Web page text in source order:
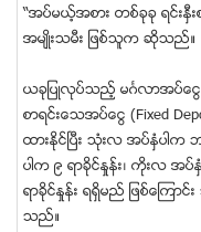
“အပ္မယ့္အစား တစ္ခုခု ရင္း
အမ်ဳိးသမီး ျဖစ္သူက ဆိုသည္။
ယခုျပဳလုပ္သည့္ မဂၤလာအပ္ေငြ
စာရင္းေသအပ္ေငြ (Fixed
ထားႏိုင္ၿပီး သုံးလ အပ္ႏွံပါက
ပါက ၉ ရာခိုင္ႏႈန္း၊ ကိုးလ အ
ရာခိုင္ႏႈန္း ရရွိမည္ ျဖစ္ေၾ
သည္။